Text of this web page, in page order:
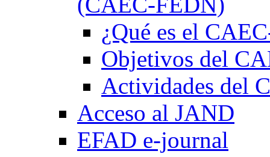
¿Qué es el
Objetivos del
Actividades del
Acceso al JAND
EFAD e-journal